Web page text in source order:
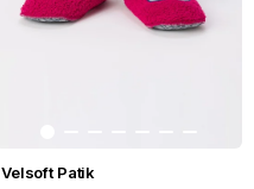
Velsoft Patik